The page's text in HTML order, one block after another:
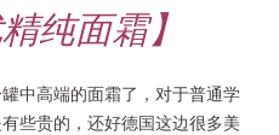
纯面霜】
中高端的面霜了，对于普通学
些贵的，还好德国这边很多美